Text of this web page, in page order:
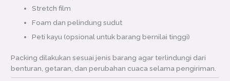
Stretch film
Foam dan pelindung sudut
Peti kayu (opsional untuk barang bernilai tinggi)
Packing dilakukan sesuai jenis barang agar terlindungi dari
benturan, getaran, dan perubahan cuaca selama pengiriman.